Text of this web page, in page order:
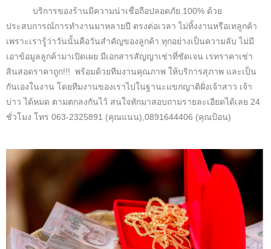
บริการของร้านมีความน่าเชื่อถือปลอดภัย 100% ด้วย
ประสบการณ์การทำงานมาหลายปี ตรงต่อเวลา ไม่ทิ้งงานหรือเทลูกค้า
เพราะเรารู้ว่าวันนั้นคือวันสำคัญของลูกค้า ทุกอย่างเป็นความลับ ไม่มี
เอาข้อมูลลูกค้ามาเปิดเผย มีเอกสารสัญญาเช่าที่ชัดเจน เรทราคาเช่า
สินสอดราคาถูก!!! พร้อมด้วยทีมงานคุณภาพ ให้บริการสุภาพ และเป็น
กันเองในงาน โดยทีมงานของเราไปในฐานะแขกญาติฝั่งเจ้าสาว เจ้า
บ่าว ได้หมด ตามตกลงกันไว้ สนใจทักมาสอบถามรายละเอียดได้เลย 24
ชั่วโมง โทร 063-2325891 (คุณแนน),0891644406 (คุณป้อน)